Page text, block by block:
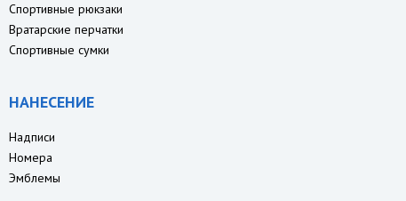
Спортивные рюкзаки
Вратарские перчатки
Спортивные сумки
НАНЕСЕНИЕ
Надписи
Номера
Эмблемы